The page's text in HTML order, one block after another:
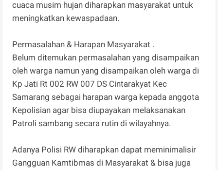
cuaca musim hujan diharapkan masyarakat untuk
meningkatkan kewaspadaan.
Permasalahan & Harapan Masyarakat .
Belum ditemukan permasalahan yang disampaikan
oleh warga namun yang disampaikan oleh warga di
Kp Jati Rt 002 RW 007 DS Cintarakyat Kec
Samarang sebagai harapan warga kepada anggota
Kepolisian agar bisa diupayakan melaksanakan
Patroli sambang secara rutin di wilayahnya.
Adanya Polisi RW diharapkan dapat meminimalisir
Gangguan Kamtibmas di Masyarakat & bisa juga